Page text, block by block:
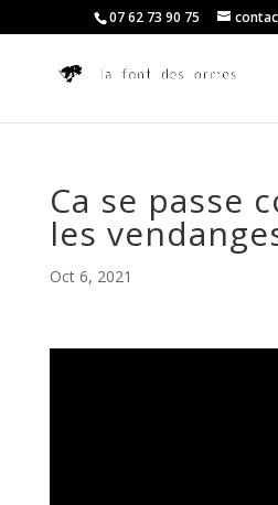
07 62 73 90 75
Ca se passe
les
Oct 6, 2021